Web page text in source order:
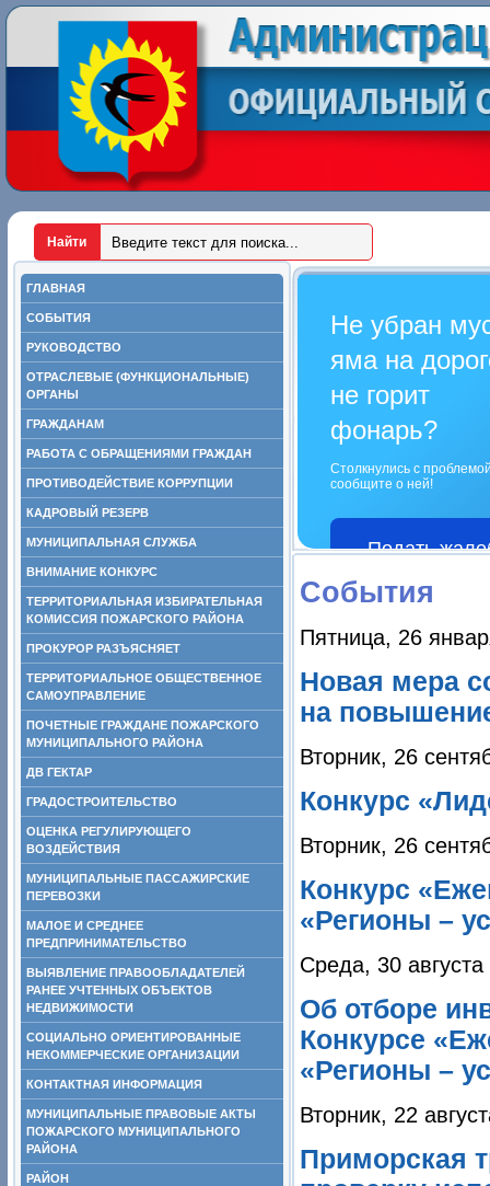
ГЛАВНАЯ
СОБЫТИЯ
РУКОВОДСТВО
ОТРАСЛЕВЫЕ (ФУНКЦИОНАЛЬНЫЕ)
ОРГАНЫ
ГРАЖДАНАМ
РАБОТА С ОБРАЩЕНИЯМИ ГРАЖДАН
ПРОТИВОДЕЙСТВИЕ КОРРУПЦИИ
КАДРОВЫЙ РЕЗЕРВ
МУНИЦИПАЛЬНАЯ СЛУЖБА
ВНИМАНИЕ КОНКУРС
ТЕРРИТОРИАЛЬНАЯ ИЗБИРАТЕЛЬНАЯ
КОМИССИЯ ПОЖАРСКОГО РАЙОНА
ПРОКУРОР РАЗЪЯСНЯЕТ
ТЕРРИТОРИАЛЬНОЕ ОБЩЕСТВЕННОЕ
САМОУПРАВЛЕНИЕ
ПОЧЕТНЫЕ ГРАЖДАНЕ ПОЖАРСКОГО
МУНИЦИПАЛЬНОГО РАЙОНА
ДВ ГЕКТАР
ГРАДОСТРОИТЕЛЬСТВО
ОЦЕНКА РЕГУЛИРУЮЩЕГО
ВОЗДЕЙСТВИЯ
МУНИЦИПАЛЬНЫЕ ПАССАЖИРСКИЕ
ПЕРЕВОЗКИ
МАЛОЕ И СРЕДНЕЕ
ПРЕДПРИНИМАТЕЛЬСТВО
ВЫЯВЛЕНИЕ ПРАВООБЛАДАТЕЛЕЙ
РАНЕЕ УЧТЕННЫХ ОБЪЕКТОВ
НЕДВИЖИМОСТИ
СОЦИАЛЬНО ОРИЕНТИРОВАННЫЕ
НЕКОММЕРЧЕСКИЕ ОРГАНИЗАЦИИ
КОНТАКТНАЯ ИНФОРМАЦИЯ
МУНИЦИПАЛЬНЫЕ ПРАВОВЫЕ АКТЫ
ПОЖАРСКОГО МУНИЦИПАЛЬНОГО
РАЙОНА
РАЙОН
Не убран
яма на
не горит
фонарь?
Столкнулись с
сообщите о ней!
Подать
События
Пятница, 26
Новая мера
на
Вторник, 26
Конкурс
Вторник, 26
Конкурс
«Регионы –
Среда, 30
Об отборе
Конкурсе
«Регионы –
Вторник, 22
Приморская